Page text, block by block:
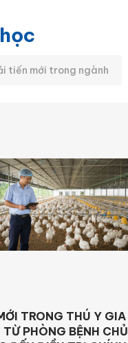
tiến mới trong ngành
TRONG THÚ Y GIA
TỪ PHÒNG BỆNH CHỦ